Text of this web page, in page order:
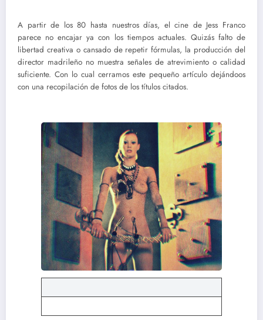
A partir de los 80 hasta nuestros días, el cine de Jess Franco
parece no encajar ya con los tiempos actuales. Quizás falto de
libertad creativa o cansado de repetir fórmulas, la producción del
director madrileño no muestra señales de atrevimiento o calidad
suficiente. Con lo cual cerramos este pequeño artículo dejándoos
con una recopilación de fotos de los títulos citados.